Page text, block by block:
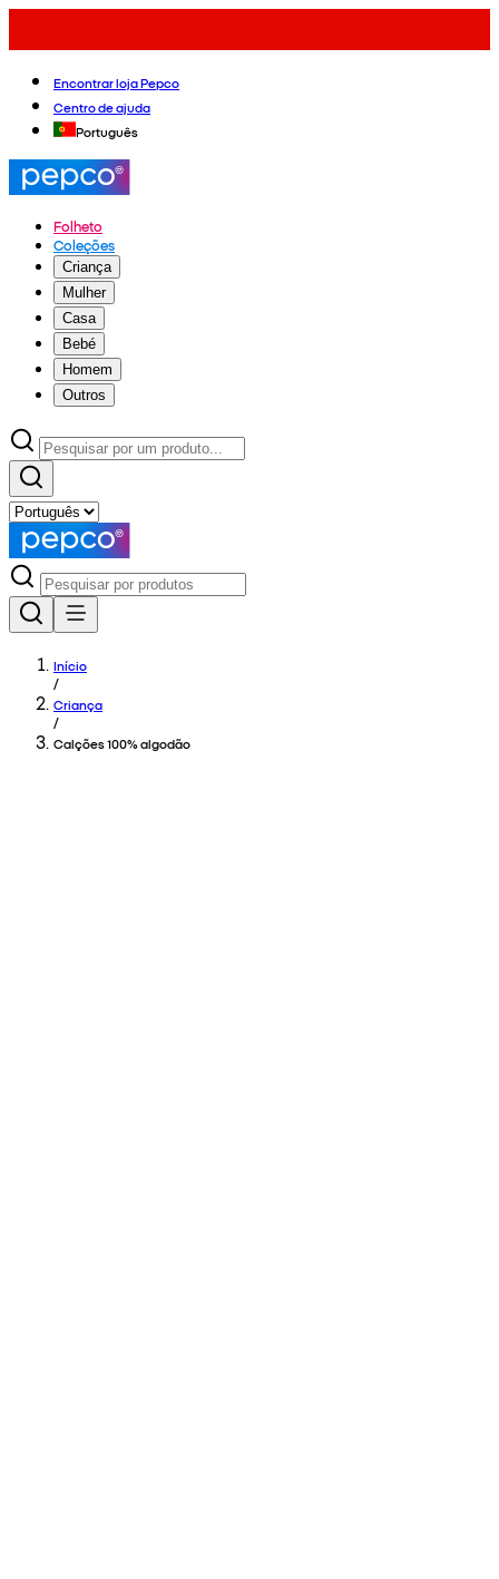
Encontrar loja Pepco
Centro de ajuda
Português
Folheto
Coleções
Criança
Mulher
Casa
Bebé
Homem
Outros
Início
/
Criança
/
Calções 100% algodão